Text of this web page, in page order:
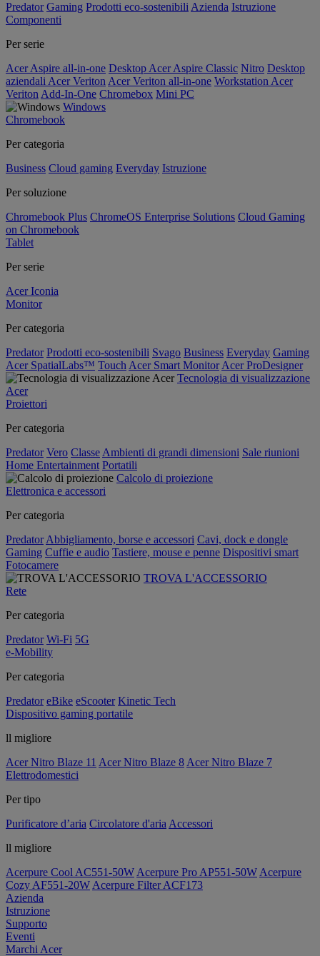
Predator Gaming Prodotti eco-sostenibili Azienda Istruzione
Componenti
Per serie
Acer Aspire all-in-one Desktop Acer Aspire Classic Nitro Desktop
aziendali Acer Veriton Acer Veriton all-in-one Workstation Acer
Veriton Add-In-One Chromebox Mini PC
Windows
Chromebook
Per categoria
Business Cloud gaming Everyday Istruzione
Per soluzione
Chromebook Plus ChromeOS Enterprise Solutions Cloud Gaming
on Chromebook
Tablet
Per serie
Acer Iconia
Monitor
Per categoria
Predator Prodotti eco-sostenibili Svago Business Everyday Gaming
Acer SpatialLabs™ Touch Acer Smart Monitor Acer ProDesigner
Tecnologia di visualizzazione
Acer
Proiettori
Per categoria
Predator Vero Classe Ambienti di grandi dimensioni Sale riunioni
Home Entertainment Portatili
Calcolo di proiezione
Elettronica e accessori
Per categoria
Predator Abbigliamento, borse e accessori Cavi, dock e dongle
Gaming Cuffie e audio Tastiere, mouse e penne Dispositivi smart
Fotocamere
TROVA L'ACCESSORIO
Rete
Per categoria
Predator Wi-Fi 5G
e-Mobility
Per categoria
Predator eBike eScooter Kinetic Tech
Dispositivo gaming portatile
ll migliore
Acer Nitro Blaze 11 Acer Nitro Blaze 8 Acer Nitro Blaze 7
Elettrodomestici
Per tipo
Purificatore d’aria Circolatore d'aria Accessori
ll migliore
Acerpure Cool AC551-50W Acerpure Pro AP551-50W Acerpure
Cozy AF551-20W Acerpure Filter ACF173
Azienda
Istruzione
Supporto
Eventi
Marchi Acer